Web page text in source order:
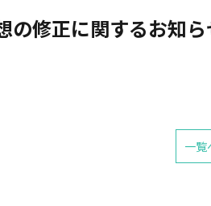
の修正に関するお知ら
一覧